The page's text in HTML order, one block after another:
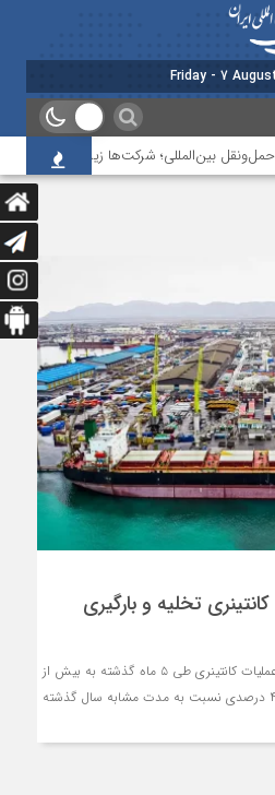
بین‌المللی؛ شرکت‌ها زیر فشار نقدینگی،
کانتینری تخلیه و بارگیری
میزان تخلیه و بارگیری در بخش عملیات کانتینری طی ۵ ماه گذشته به بیش از
یک میلیون TEU رسیده که رشد ۴ درصدی نسبت به مدت مشابه سال گذشته